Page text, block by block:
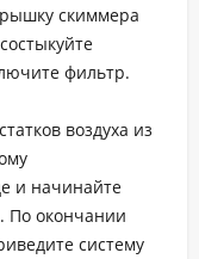
скиммера
фильтр.
воздуха из
и начинайте
По окончании
систему